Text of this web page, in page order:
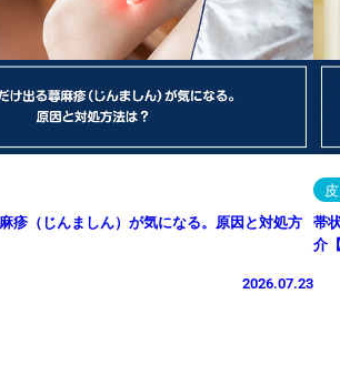
疹（じんましん）が気になる。原因と対処方
2026.07.23
帯
介